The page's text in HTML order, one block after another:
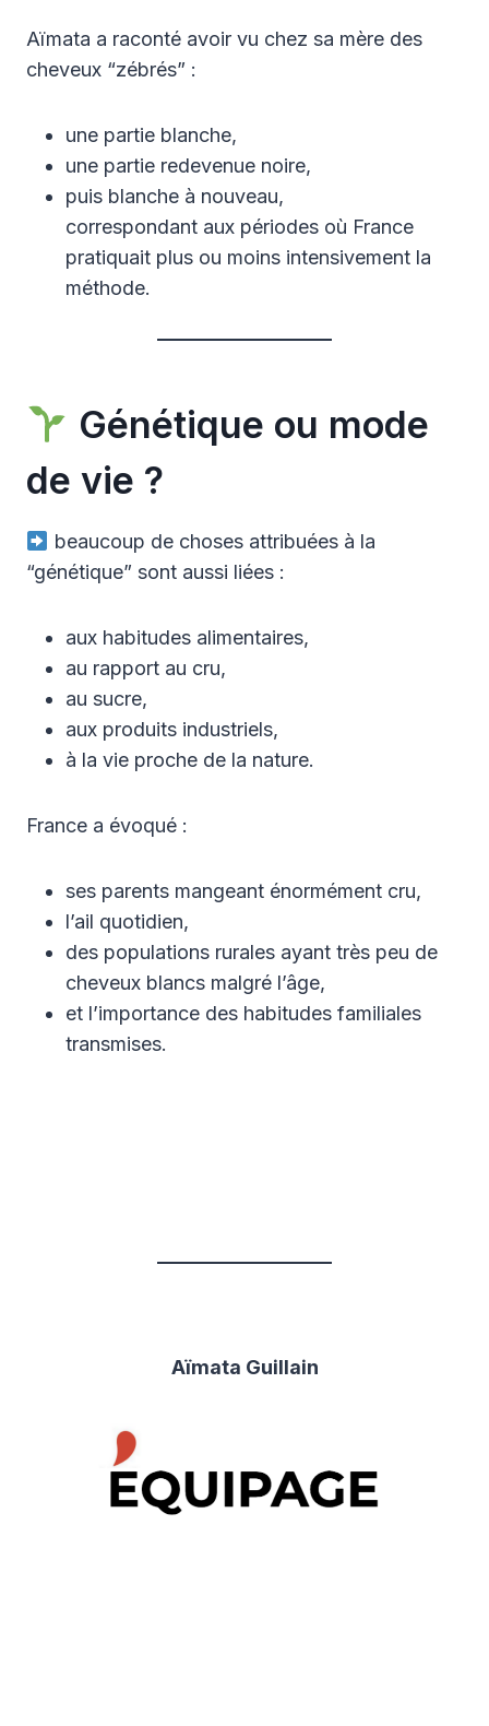
Aïmata a raconté avoir vu chez sa mère des
cheveux “zébrés” :
une partie blanche,
une partie redevenue noire,
puis blanche à nouveau,
correspondant aux périodes où France
pratiquait plus ou moins intensivement la
méthode.
Génétique ou mode
de vie ?
beaucoup de choses attribuées à la
“génétique” sont aussi liées :
aux habitudes alimentaires,
au rapport au cru,
au sucre,
aux produits industriels,
à la vie proche de la nature.
France a évoqué :
ses parents mangeant énormément cru,
l’ail quotidien,
des populations rurales ayant très peu de
cheveux blancs malgré l’âge,
et l’importance des habitudes familiales
transmises.
Aïmata Guillain